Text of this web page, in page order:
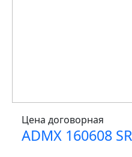
Цена договорная
ADMX 160608